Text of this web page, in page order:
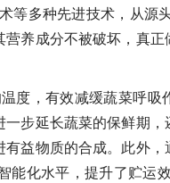
等多种先进技术，从源
养成分不被破坏，真
度，有效减缓蔬菜呼吸
步延长蔬菜的保鲜期
益物质的合成。此外
化水平，提升了贮运